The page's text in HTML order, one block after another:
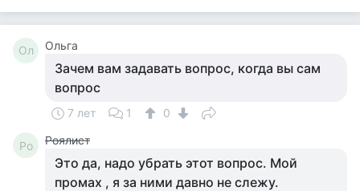
Ол Ольга
Зачем вам задавать вопрос, когда вы сам
вопрос
7 лет 1 0
Ро Роялист
Это да, надо убрать этот вопрос. Мой
промах , я за ними давно не слежу.